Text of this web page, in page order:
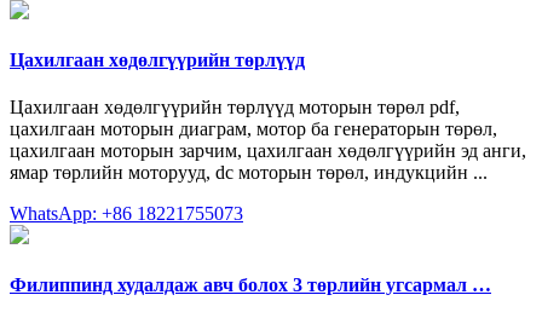
Цахилгаан хөдөлгүүрийн төрлүүд
Цахилгаан хөдөлгүүрийн төрлүүд моторын төрөл pdf,
цахилгаан моторын диаграм, мотор ба генераторын төрөл,
цахилгаан моторын зарчим, цахилгаан хөдөлгүүрийн эд анги,
ямар төрлийн моторууд, dc моторын төрөл, индукцийн ...
WhatsApp: +86 18221755073
Филиппинд худалдаж авч болох 3 төрлийн угсармал …